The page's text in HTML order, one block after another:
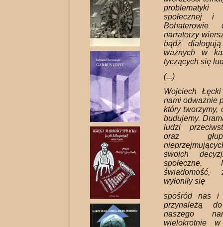
społecznej i
Bohaterowie
narratorzy
bądź
ważnych w
tyczących się
(...)
Wojciech
nami odważnie
który tworzymy,
budujemy.
ludzi
oraz
swoich
społeczne.
wyłoniły się
spośród nas
przynależą
naszego
wielokrotnie